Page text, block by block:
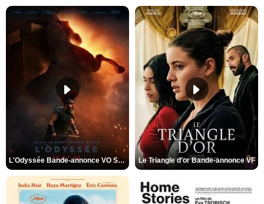
L'Odyssée Bande-annonce VO STFR Le Triangle d'or Bande-annonce VF